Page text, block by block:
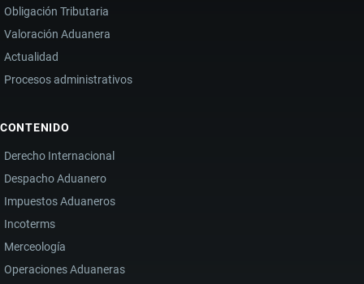
Obligación Tributaria
Valoración Aduanera
Actualidad
Procesos administrativos
CONTENIDO
Derecho Internacional
Despacho Aduanero
Impuestos Aduaneros
Incoterms
Merceología
Operaciones Aduaneras